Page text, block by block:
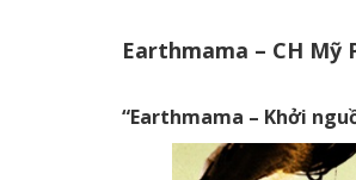
Earthmama – CH Mỹ
“Earthmama – Khởi